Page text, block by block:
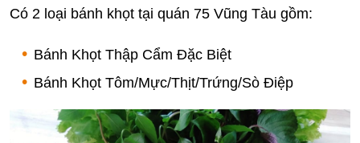
Có 2 loại bánh khọt tại quán 75 Vũng Tàu gồm:
Bánh Khọt Thập Cẩm Đặc Biệt
Bánh Khọt Tôm/Mực/Thịt/Trứng/Sò Điệp